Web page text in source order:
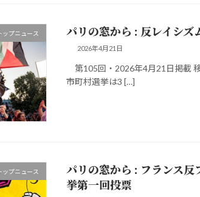
ップニュース パリの窓から : 反レイシズ
2026年4月21日
第105回・2026年4月21日掲載
市町村選挙は3 […]
ップニュース
パリの窓から : フランス
挙第一回投票